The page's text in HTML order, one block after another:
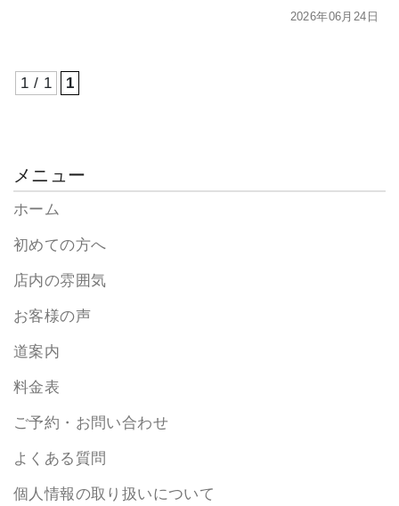
2026年06月24日
1 / 1 1
メニュー
ホーム
初めての方へ
店内の雰囲気
お客様の声
道案内
料金表
ご予約・お問い合わせ
よくある質問
個人情報の取り扱いについて